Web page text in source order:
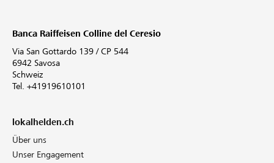
Banca Raiffeisen Colline del Ceresio
Via San Gottardo 139 / CP 544
6942 Savosa
Schweiz
Tel. +41919610101
lokalhelden.ch
Über uns
Unser Engagement